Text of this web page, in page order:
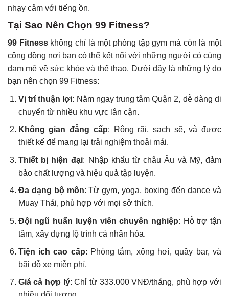
nhạy cảm với tiếng ồn.
Tại Sao Nên Chọn 99 Fitness?
99 Fitnesskhông chỉ là một phòng tập gym mà còn là một
cộng đồng nơi bạn có thể kết nối với những người có cùng
đam mê về sức khỏe và thể thao. Dưới đây là những lý do
bạn nên chọn 99 Fitness:
Vị trí thuận lợi: Nằm ngay trung tâm Quận 2, dễ dàng di
chuyển từ nhiều khu vực lân cận.
Không gian đẳng cấp: Rộng rãi, sạch sẽ, và được
thiết kế để mang lại trải nghiệm thoải mái.
Thiết bị hiện đại: Nhập khẩu từ châu Âu và Mỹ, đảm
bảo chất lượng và hiệu quả tập luyện.
Đa dạng bộ môn: Từ gym, yoga, boxing đến dance và
Muay Thái, phù hợp với mọi sở thích.
Đội ngũ huấn luyện viên chuyên nghiệp: Hỗ trợ tận
tâm, xây dựng lộ trình cá nhân hóa.
Tiện ích cao cấp: Phòng tắm, xông hơi, quầy bar, và
bãi đỗ xe miễn phí.
Giá cả hợp lý: Chỉ từ 333.000 VNĐ/tháng, phù hợp với